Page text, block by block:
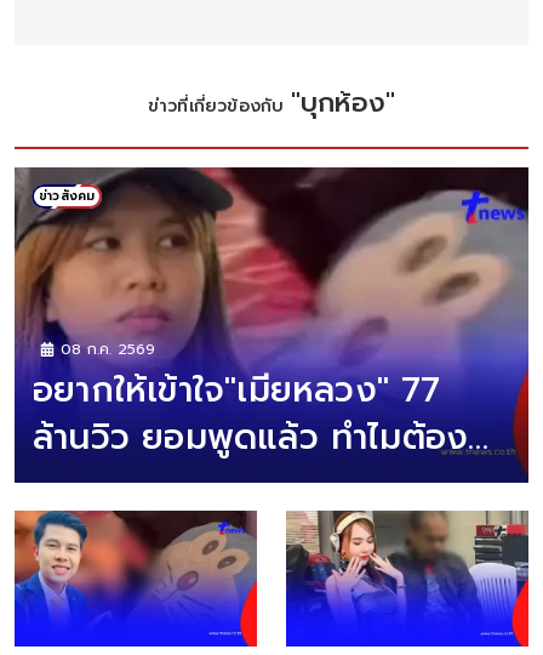
ข่าวที่เกี่ยวข้องกับ "บุกห้อง"
ข่าวสังคม
08 ก.ค. 2569
อยากให้เข้าใจ"เมียหลวง" 77
ล้านวิว ยอมพูดแล้ว ทำไมต้อง
โพสต์โสด